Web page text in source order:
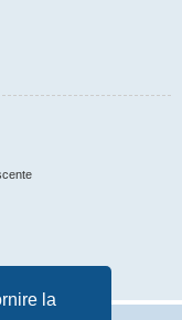
la